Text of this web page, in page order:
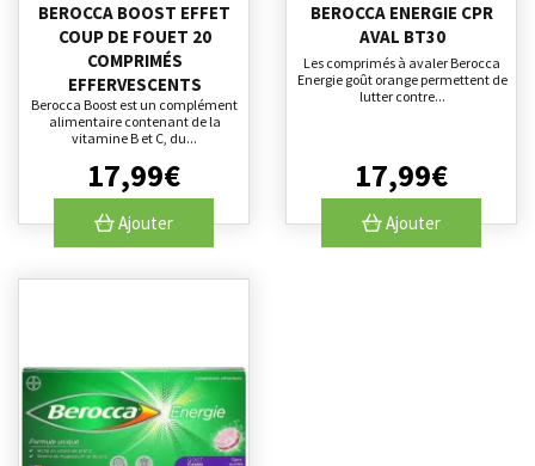
BEROCCA BOOST EFFET
COUP DE FOUET 20
COMPRIMÉS
EFFERVESCENTS
Berocca Boost est un complément
alimentaire contenant de la
vitamine B et C, du...
17,99€
Ajouter
BEROCCA ENERGIE CPR
AVAL BT30
Les comprimés à avaler Berocca
Energie goût orange permettent de
lutter contre...
17,99€
Ajouter